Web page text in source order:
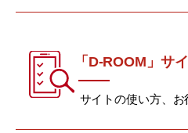
「D-ROOM」サ
サイトの使い方、